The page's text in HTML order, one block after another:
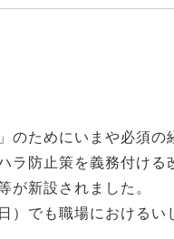
ためにいまや必須の
ラ防止策を義務付ける
が新設されました。
）でも職場におけるい